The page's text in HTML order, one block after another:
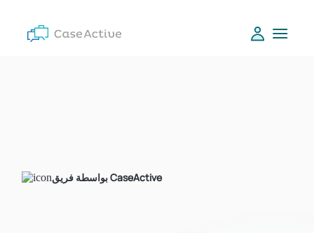
بواسطة فريق CaseActive